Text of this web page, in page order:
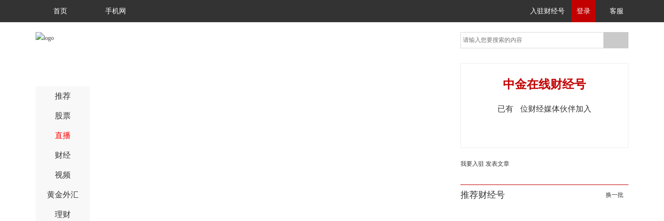
首页 手机网 入驻财经号 登录 客服
推荐
股票
直播
财经
视频
黄金外汇
理财
中金在线财经号
已有 位财经媒体伙伴加入
我要入驻 发表文章
推荐财经号 换一批